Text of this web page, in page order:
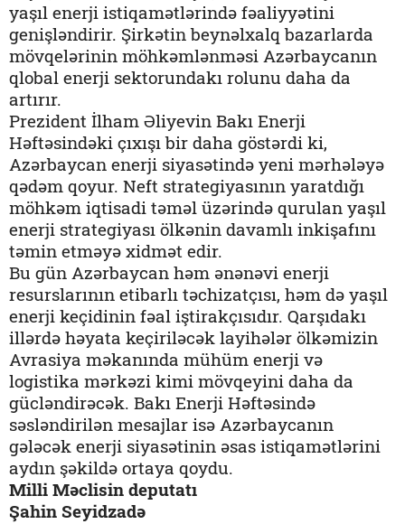
yaşıl enerji istiqamətlərində fəaliyyətini
genişləndirir. Şirkətin beynəlxalq bazarlarda
mövqelərinin möhkəmlənməsi Azərbaycanın
qlobal enerji sektorundakı rolunu daha da
artırır.
Prezident İlham Əliyevin Bakı Enerji
Həftəsindəki çıxışı bir daha göstərdi ki,
Azərbaycan enerji siyasətində yeni mərhələyə
qədəm qoyur. Neft strategiyasının yaratdığı
möhkəm iqtisadi təməl üzərində qurulan yaşıl
enerji strategiyası ölkənin davamlı inkişafını
təmin etməyə xidmət edir.
Bu gün Azərbaycan həm ənənəvi enerji
resurslarının etibarlı təchizatçısı, həm də yaşıl
enerji keçidinin fəal iştirakçısıdır. Qarşıdakı
illərdə həyata keçiriləcək layihələr ölkəmizin
Avrasiya məkanında mühüm enerji və
logistika mərkəzi kimi mövqeyini daha da
gücləndirəcək. Bakı Enerji Həftəsində
səsləndirilən mesajlar isə Azərbaycanın
gələcək enerji siyasətinin əsas istiqamətlərini
aydın şəkildə ortaya qoydu.
Milli Məclisin deputatı
Şahin Seyidzadə